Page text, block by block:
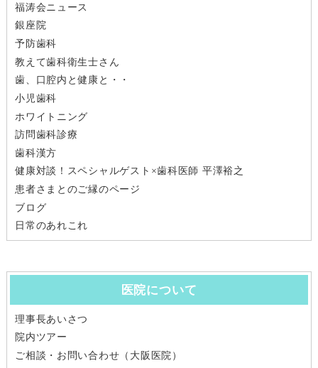
ョ
ン
福涛会ニュース
銀座院
予防歯科
教えて歯科衛生士さん
歯、口腔内と健康と・・
小児歯科
ホワイトニング
訪問歯科診療
歯科漢方
健康対談！スペシャルゲスト×歯科医師 平澤裕之
患者さまとのご縁のページ
ブログ
日常のあれこれ
医院について
理事長あいさつ
院内ツアー
ご相談・お問い合わせ（大阪医院）